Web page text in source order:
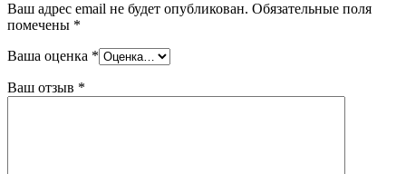
Ваш адрес email не будет опубликован. Обязательные поля
помечены *
Ваша оценка *
Ваш отзыв *